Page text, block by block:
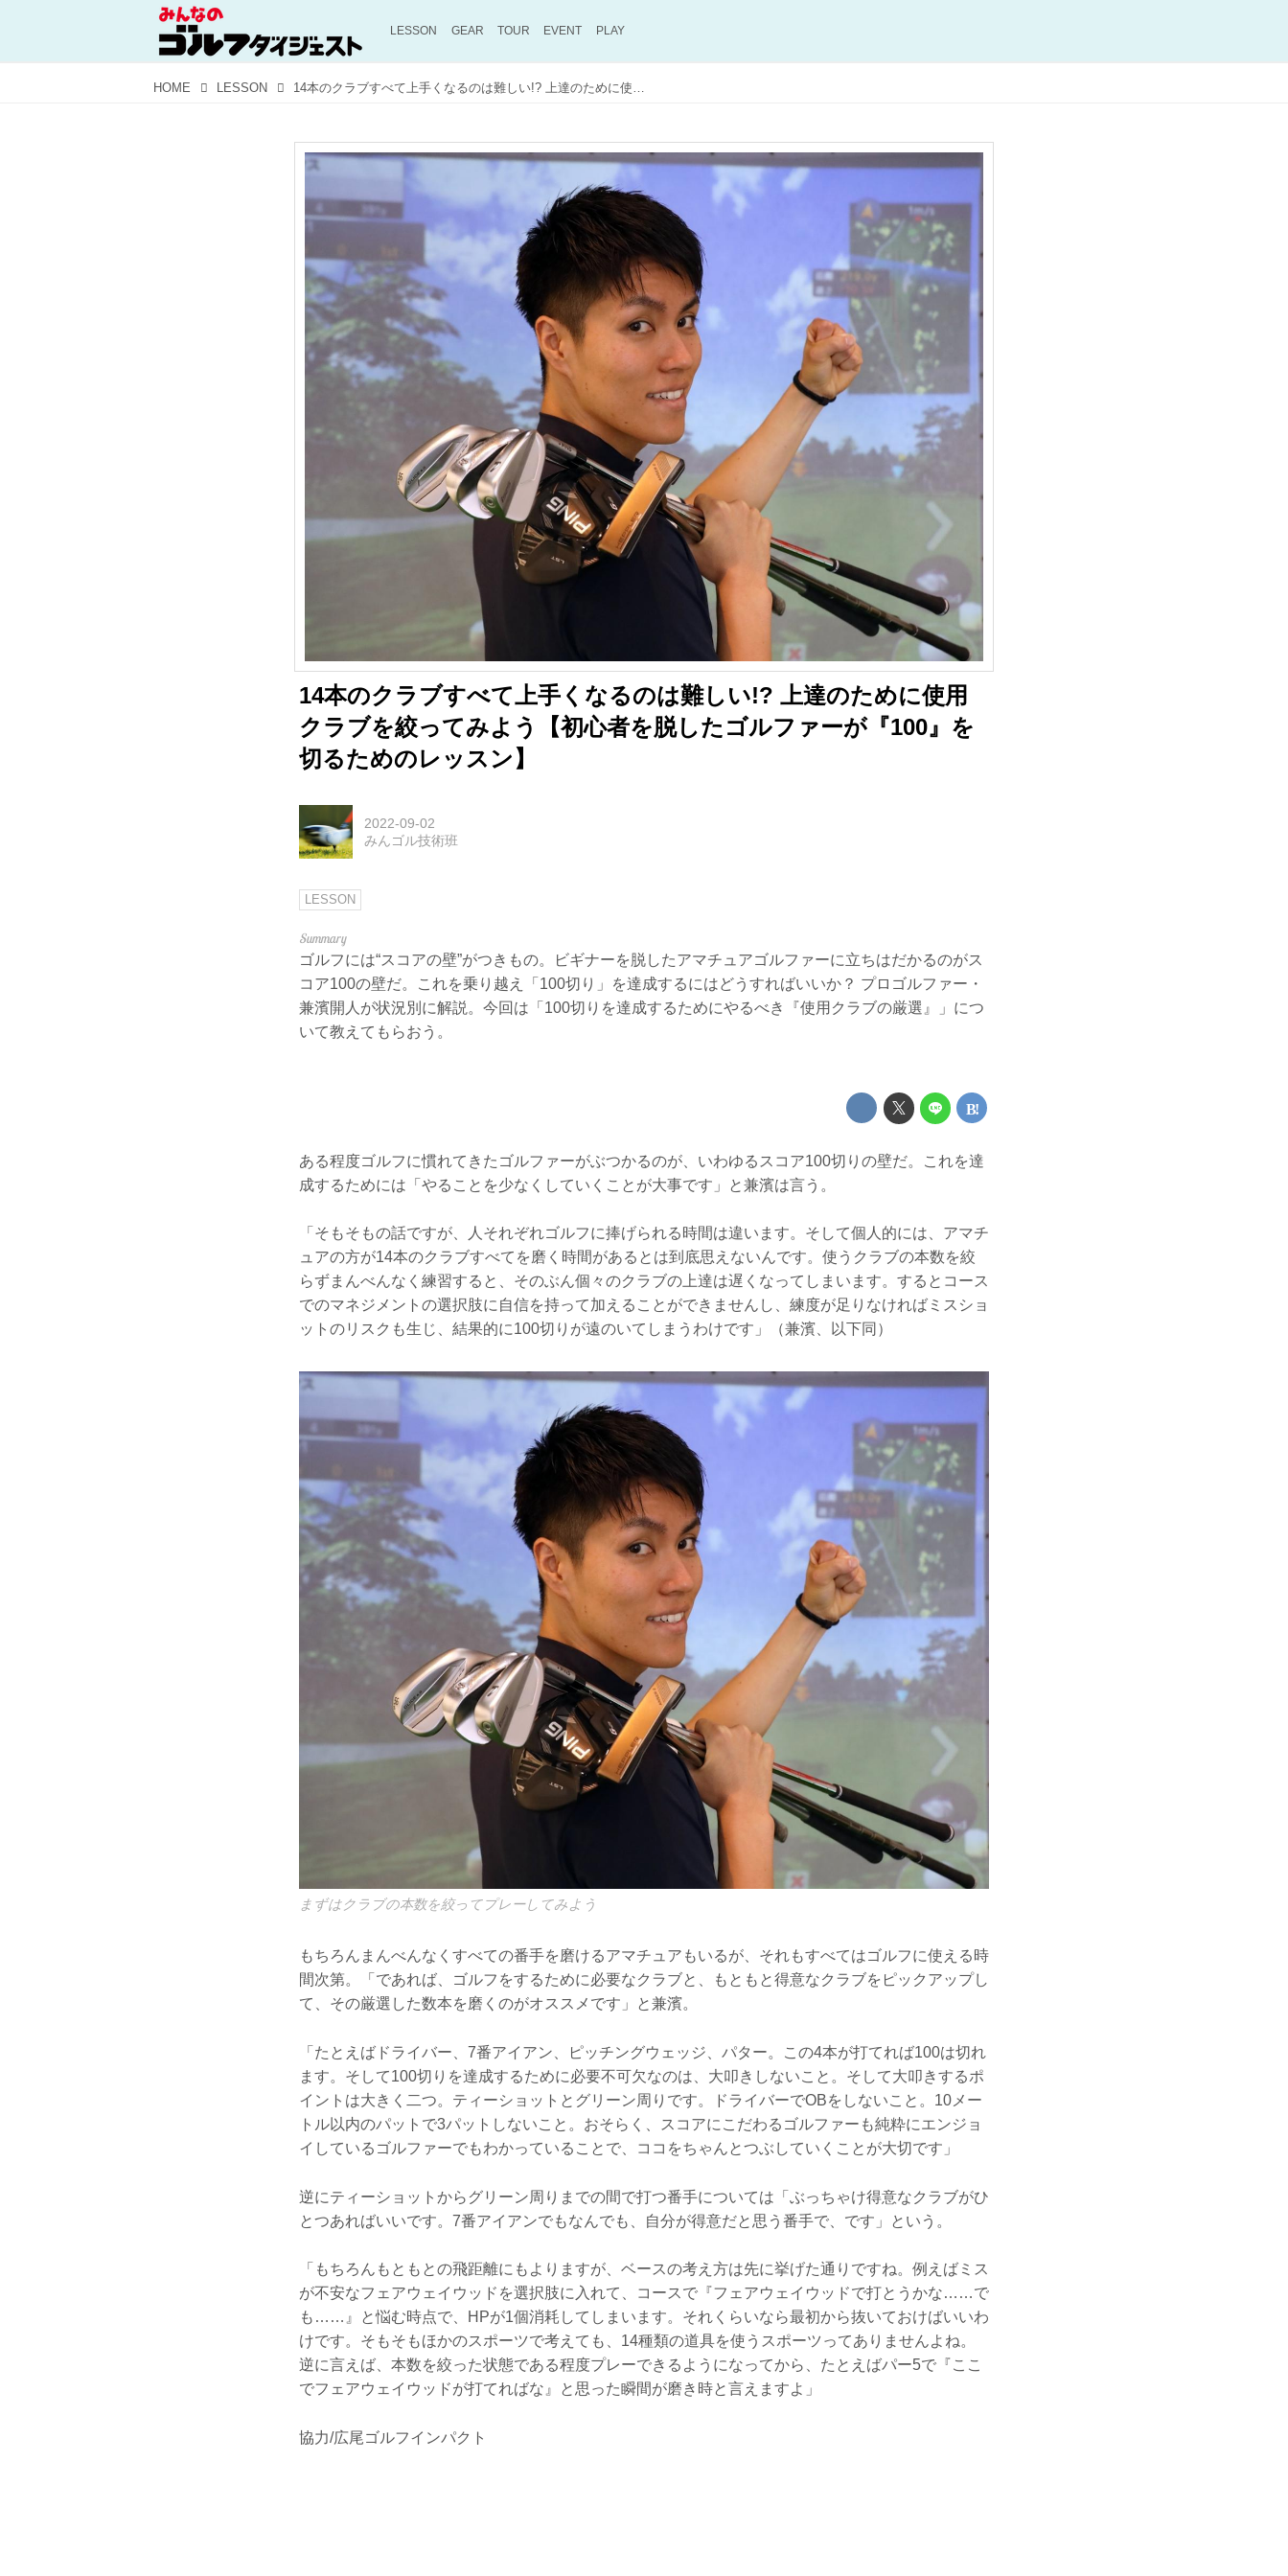
LESSON GEAR TOUR EVENT PLAY
HOME LESSON 14本のクラブすべて上手くなるのは難しい!? 上達のために使用クラブを絞ってみよう【初心者を脱したゴルファーが『100』を切るためのレッスン】
14本のクラブすべて上手くなるのは難しい!? 上達のために使用
クラブを絞ってみよう【初心者を脱したゴルファーが『100』を
切るためのレッスン】
2022-09-02
みんゴル技術班
LESSON
ゴルフには“スコアの壁”がつきもの。ビギナーを脱したアマチュアゴルファーに立ちはだかるのがス
コア100の壁だ。これを乗り越え「100切り」を達成するにはどうすればいいか？ プロゴルファー・
兼濱開人が状況別に解説。今回は「100切りを達成するためにやるべき『使用クラブの厳選』」につ
いて教えてもらおう。
ある程度ゴルフに慣れてきたゴルファーがぶつかるのが、いわゆるスコア100切りの壁だ。これを達
成するためには「やることを少なくしていくことが大事です」と兼濱は言う。
「そもそもの話ですが、人それぞれゴルフに捧げられる時間は違います。そして個人的には、アマチ
ュアの方が14本のクラブすべてを磨く時間があるとは到底思えないんです。使うクラブの本数を絞
らずまんべんなく練習すると、そのぶん個々のクラブの上達は遅くなってしまいます。するとコース
でのマネジメントの選択肢に自信を持って加えることができませんし、練度が足りなければミスショ
ットのリスクも生じ、結果的に100切りが遠のいてしまうわけです」（兼濱、以下同）
まずはクラブの本数を絞ってプレーしてみよう
もちろんまんべんなくすべての番手を磨けるアマチュアもいるが、それもすべてはゴルフに使える時
間次第。「であれば、ゴルフをするために必要なクラブと、もともと得意なクラブをピックアップし
て、その厳選した数本を磨くのがオススメです」と兼濱。
「たとえばドライバー、7番アイアン、ピッチングウェッジ、パター。この4本が打てれば100は切れ
ます。そして100切りを達成するために必要不可欠なのは、大叩きしないこと。そして大叩きするポ
イントは大きく二つ。ティーショットとグリーン周りです。ドライバーでOBをしないこと。10メー
トル以内のパットで3パットしないこと。おそらく、スコアにこだわるゴルファーも純粋にエンジョ
イしているゴルファーでもわかっていることで、ココをちゃんとつぶしていくことが大切です」
逆にティーショットからグリーン周りまでの間で打つ番手については「ぶっちゃけ得意なクラブがひ
とつあればいいです。7番アイアンでもなんでも、自分が得意だと思う番手で、です」という。
「もちろんもともとの飛距離にもよりますが、ベースの考え方は先に挙げた通りですね。例えばミス
が不安なフェアウェイウッドを選択肢に入れて、コースで『フェアウェイウッドで打とうかな……で
も……』と悩む時点で、HPが1個消耗してしまいます。それくらいなら最初から抜いておけばいいわ
けです。そもそもほかのスポーツで考えても、14種類の道具を使うスポーツってありませんよね。
逆に言えば、本数を絞った状態である程度プレーできるようになってから、たとえばパー5で『ここ
でフェアウェイウッドが打てればな』と思った瞬間が磨き時と言えますよ」
協力/広尾ゴルフインパクト